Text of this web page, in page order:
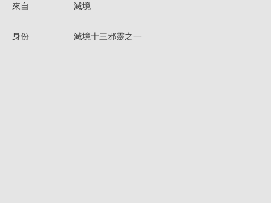
來自 滅境
身份 滅境十三邪靈之一